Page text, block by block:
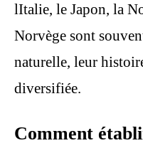
lItalie, le Japon, la
Norvège sont
naturelle, leur
diversifiée.
Comment